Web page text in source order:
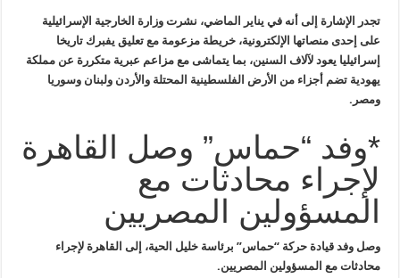
تجدر الإشارة إلى أنه في يناير الماضي، نشرت وزارة الخارجية الإسرائيلية
على إحدى منصاتها الإلكترونية، خريطة مزعومة مع تعليق يفبرك تاريخا
إسرائيليا يعود لآلاف السنين، بما يتماشى مع مزاعم عبرية متكررة عن مملكة
يهودية تضم أجزاء من الأرض الفلسطينية المحتلة والأردن ولبنان وسوريا
ومصر .
*وفد “حماس” وصل القاهرة
لإجراء محادثات مع
المسؤولين المصريين
وصل وفد قيادة حركة “حماس” برئاسة خليل الحية، إلى القاهرة لإجراء
محادثات مع المسؤولين المصريين.